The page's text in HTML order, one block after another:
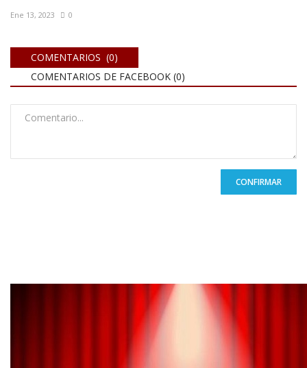
Ene 13, 2023 0
COMENTARIOS (0)
COMENTARIOS DE FACEBOOK (0)
CONFIRMAR